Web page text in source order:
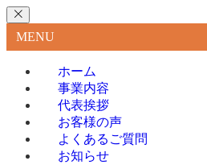
MENU
ホーム
事業内容
代表挨拶
お客様の声
よくあるご質問
お知らせ